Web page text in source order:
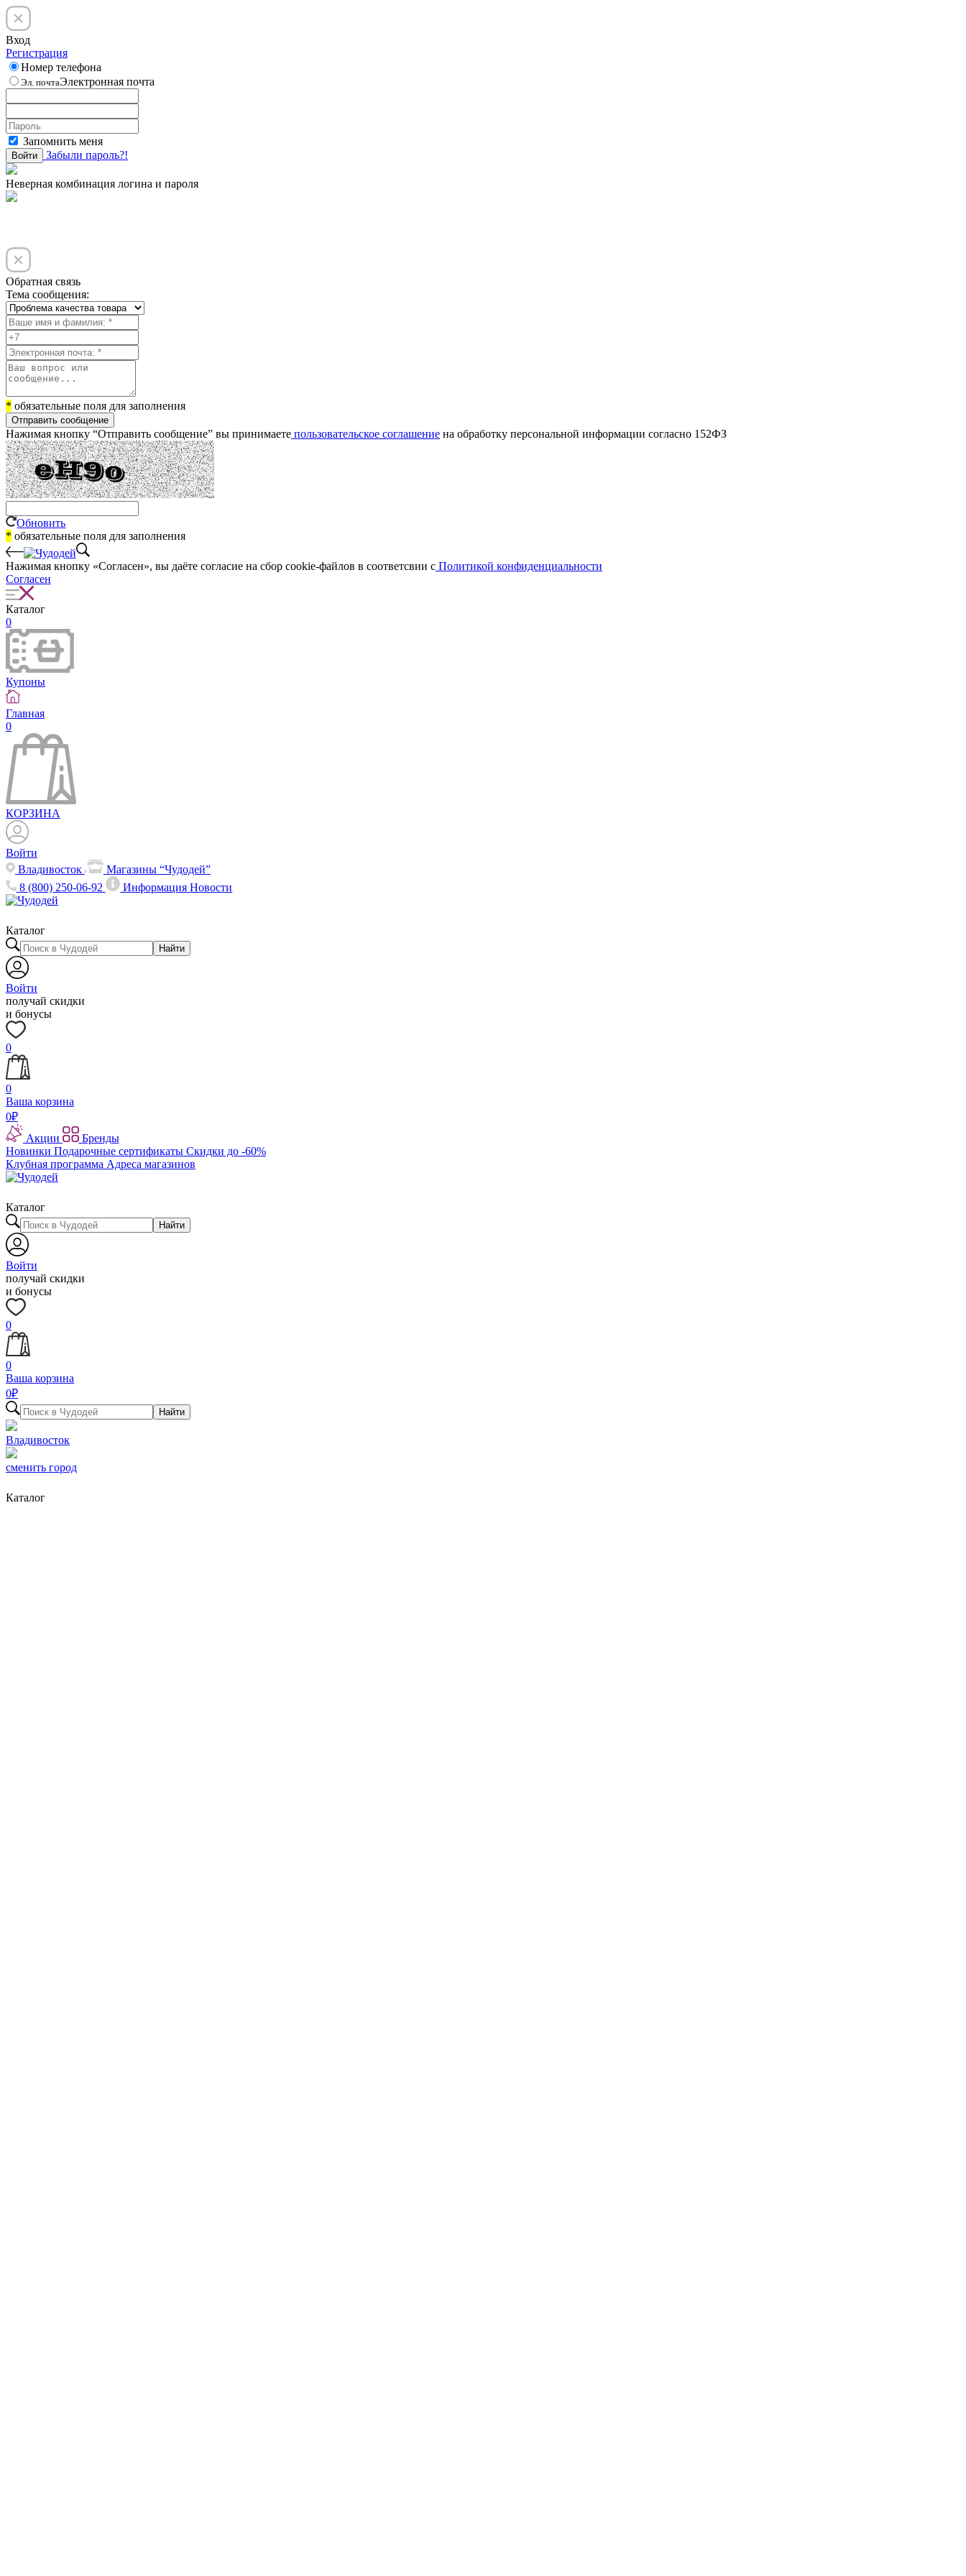
Вход
Регистрация
Номер телефона
Эл. почтаЭлектронная почта
Запомнить меня
Войти Забыли пароль?!
Неверная комбинация логина и пароля
Обратная связь
Тема сообщения:
* обязательные поля для заполнения
Отправить сообщение
Нажимая кнопку “Отправить сообщение” вы принимаете пользовательское соглашение на обработку персональной информации согласно 152ФЗ
Обновить
* обязательные поля для заполнения
Нажимая кнопку «Согласен», вы даёте cогласие на сбор cookie-файлов в соответсвии с Политикой конфиденциальности
Согласен
Каталог
0
Купоны
Главная
0
КОРЗИНА
Войти
Владивосток
Магазины “Чудодей”
8 (800) 250-06-92
ИнформацияНовости
Каталог
Найти
Войти
получай скидки
и бонусы
0
0
Ваша корзина
0₽
Акции
Бренды
Новинки Подарочные сертификаты Скидки до -60%
Клубная программа Адреса магазинов
Каталог
Найти
Войти
получай скидки
и бонусы
0
0
Ваша корзина
0₽
Найти
Владивосток
сменить город
Каталог